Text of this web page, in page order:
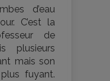
d’eau
C’est la
de
plusieurs
mais son
fuyant.